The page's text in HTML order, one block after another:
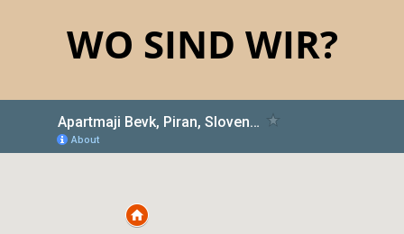
WO SIND WIR?